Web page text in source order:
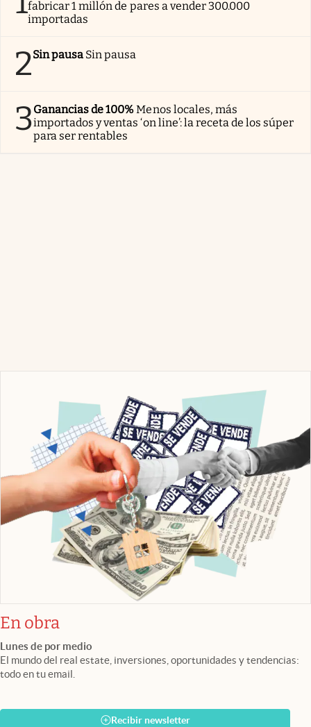
fabricar 1 millón de pares a vender 300.000
importadas
2Sin pausa Sin pausa
3Ganancias de 100%Menos locales, más
importados y ventas ‘on line’: la receta de los súper
para ser rentables
En obra
Lunes de por medio
El mundo del real estate, inversiones, oportunidades y tendencias:
todo en tu email.
Recibir newsletter